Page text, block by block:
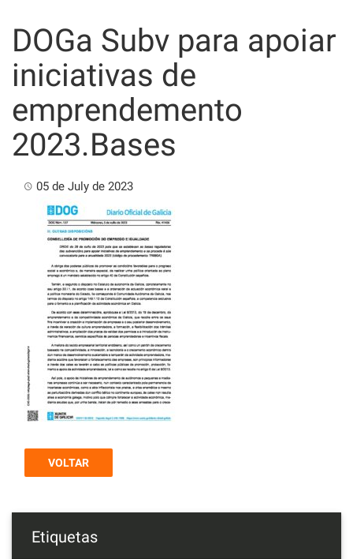
content
DOGa Subv para apoiar
iniciativas de
emprendemento
2023.Bases
05 de July de 2023
VOLTAR
Etiquetas